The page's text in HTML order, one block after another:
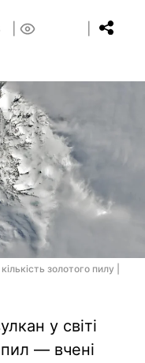
золотого пилу |
у світі
— вчені